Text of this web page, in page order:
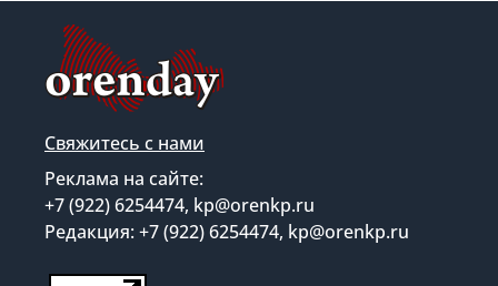
Свяжитесь с нами
Реклама на сайте:
+7 (922) 6254474, kp@orenkp.ru
Редакция: +7 (922) 6254474, kp@orenkp.ru